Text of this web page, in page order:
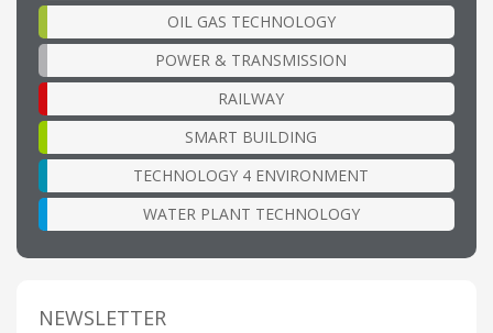
OIL GAS TECHNOLOGY
POWER & TRANSMISSION
RAILWAY
SMART BUILDING
TECHNOLOGY 4 ENVIRONMENT
WATER PLANT TECHNOLOGY
NEWSLETTER